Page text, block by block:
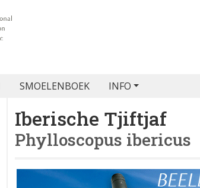
SMOELENBOEK INFO
Iberische Tjiftjaf
Phylloscopus ibericus